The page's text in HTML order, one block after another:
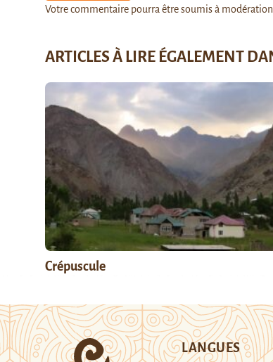
Votre commentaire pourra être soumis à modération.
ARTICLES À LIRE ÉGALEMENT
Crépuscule
LANGUES